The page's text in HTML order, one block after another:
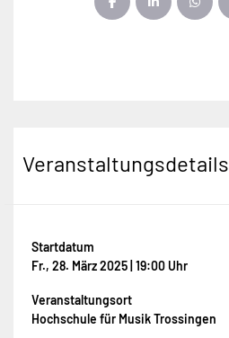
Veranstaltungsdetails
Startdatum
Fr., 28. März 2025 | 19:00 Uhr
Veranstaltungsort
Hochschule für Musik Trossingen